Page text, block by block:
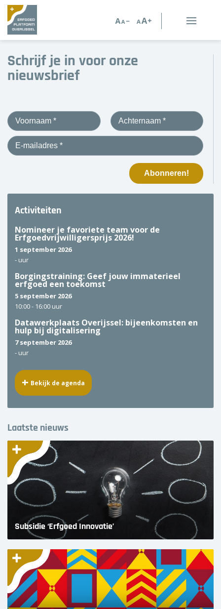
Erfgoedorganisaties
Kennis en advies
Persoonlijk advies
Nieuws
Over ons
Onze partners
Zoek
naar:
Schrijf je in voor onze
nieuwsbrief
Activiteiten
Nomineer je favoriete team voor de
Erfgoedvrijwilligersprijs 2026!
1 september 2026
- uur
Borgingstraining: Geef jouw immaterieel
erfgoed een toekomst
5 september 2026
10:00 - 16:00 uur
Datawerkplaats Overijssel: bijeenkomsten en
hulp bij digitalisering
7 september 2026
- uur
Bekijk de agenda
Laatste nieuws
Subsidie ‘Erfgoed Innovatie’